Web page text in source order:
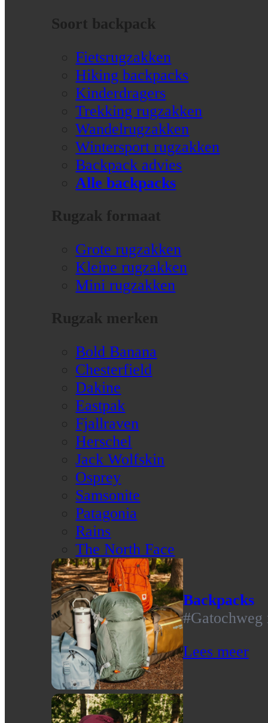
Soort backpack
Fietsrugzakken
Hiking backpacks
Kinderdragers
Trekking rugzakken
Wandelrugzakken
Wintersport rugzakken
Backpack advies
Alle backpacks
Rugzak formaat
Grote rugzakken
Kleine rugzakken
Mini rugzakken
Rugzak merken
Bold Banana
Chesterfield
Dakine
Eastpak
Fjallraven
Herschel
Jack Wolfskin
Osprey
Samsonite
Patagonia
Rains
The North Face
Backpacks
#Gatochweg
Lees meer